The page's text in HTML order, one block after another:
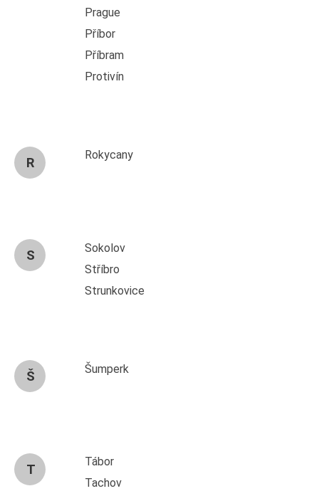
Prague
Příbor
Příbram
Protivín
R
Rokycany
S
Sokolov
Stříbro
Strunkovice
Š
Šumperk
T
Tábor
Tachov